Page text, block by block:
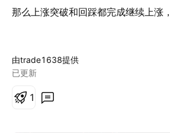
那么上涨突破和回踩都完成继续上涨
由trade1638提供
已更新
1